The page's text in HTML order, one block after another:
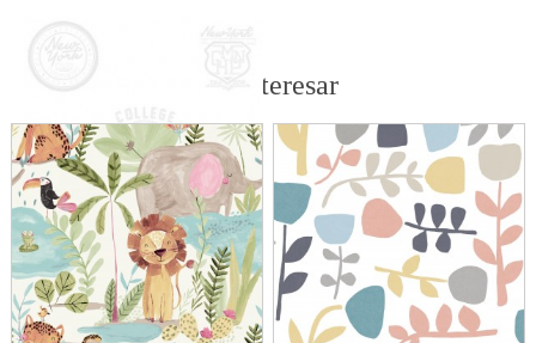
También te puede interesar